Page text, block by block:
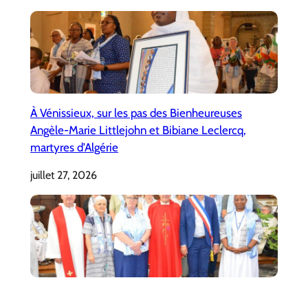
À Vénissieux, sur les pas des Bienheureuses
Angèle-Marie Littlejohn et Bibiane Leclercq,
martyres d’Algérie
juillet 27, 2026